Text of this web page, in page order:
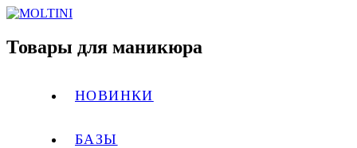
Товары для маникюра
НОВИНКИ
БАЗЫ